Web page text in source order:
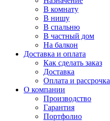
В комнату
В нишу
В спальню
В частный дом
На балкон
Доставка и оплата
Как сделать заказ
Доставка
Оплата и рассрочка
О компании
Производство
Гарантия
Портфолио